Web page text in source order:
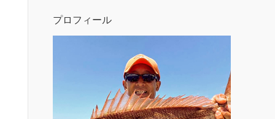
プロフィール